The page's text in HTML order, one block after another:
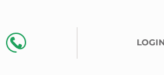
LOGIN